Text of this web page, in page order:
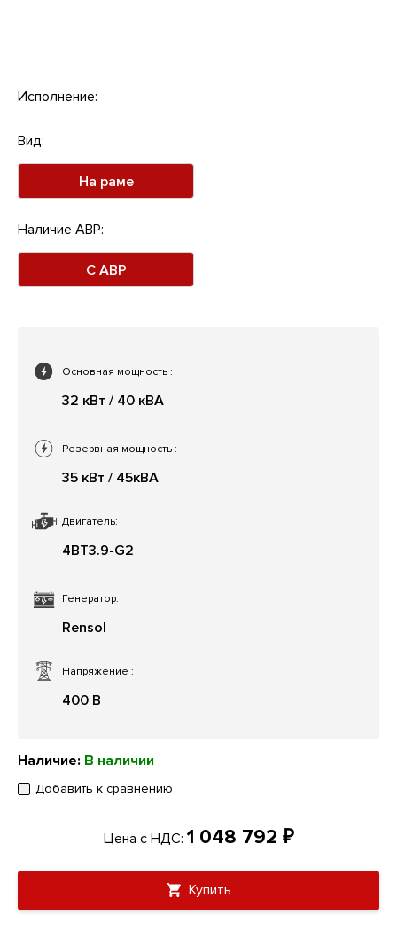
Исполнение:
Вид:
На раме
Наличие АВР:
С АВР
Основная мощность :
32 кВт / 40 кВА
Двигатель:
4BT3.9-G2
Напряжение :
400 В
Резервная мощность :
35 кВт / 45кВА
Генератор:
Rensol
Наличие: В наличии
Добавить к сравнению
Цена с НДС: 1 048 792 ₽
Купить